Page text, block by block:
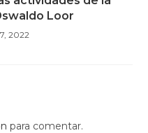
Loor
2022
para comentar.